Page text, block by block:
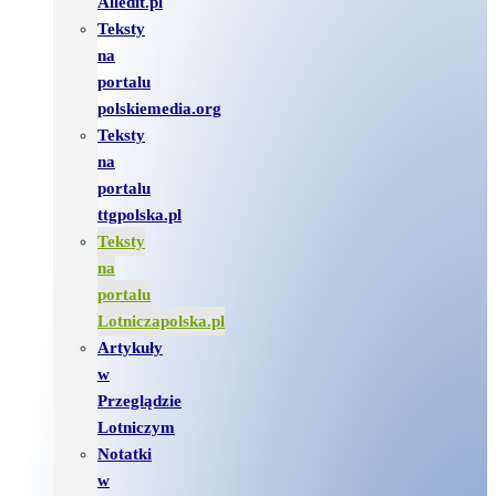
Teksty
na
portalu
polskiemedia.org
Teksty
na
portalu
ttgpolska.pl
Teksty
na
portalu
Lotniczapolska.pl
Artykuły
w
Przeglądzie
Lotniczym
Notatki
w